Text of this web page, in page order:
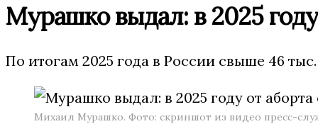
Мурашко выдал: в 2025
По итогам 2025 года в России свыше 46
Михаил Мурашко. Фото: скриншот из видео пресс-